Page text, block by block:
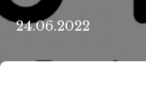
24.06.2022